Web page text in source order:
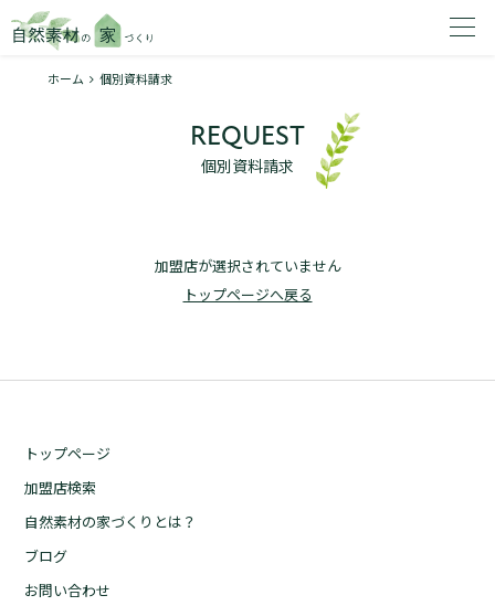
家を建てたいエリアを選択してください。
トップページ
加盟店検索
自然素材の家づくりとは？
ブログ
お問い合わせ
ホーム 個別資料請求
REQUEST
個別資料請求
加盟店が選択されていません
トップページへ戻る
トップページ
加盟店検索
自然素材の家づくりとは？
ブログ
お問い合わせ